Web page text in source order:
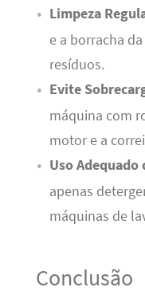
Limpeza
e a borracha
resíduos.
Evite
máquina com
motor e a
Uso Adequado
apenas
máquinas de
Conclusão